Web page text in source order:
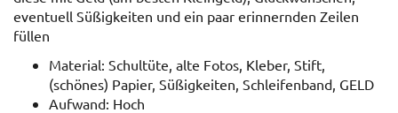
eventuell Süßigkeiten und ein paar erinnernden Zeilen
füllen
Material: Schultüte, alte Fotos, Kleber, Stift,
(schönes) Papier, Süßigkeiten, Schleifenband, GELD
Aufwand: Hoch